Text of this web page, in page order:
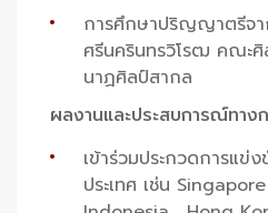
การศึกษาปริญญาตรีจ
ศรีนครินทรวิโรฒ คณะศิ
นาฏศิลป์สากล
ผลงานและประสบการณ์ทาง
เข้าร่วมประกวดการแข่
ประเทศ เช่น